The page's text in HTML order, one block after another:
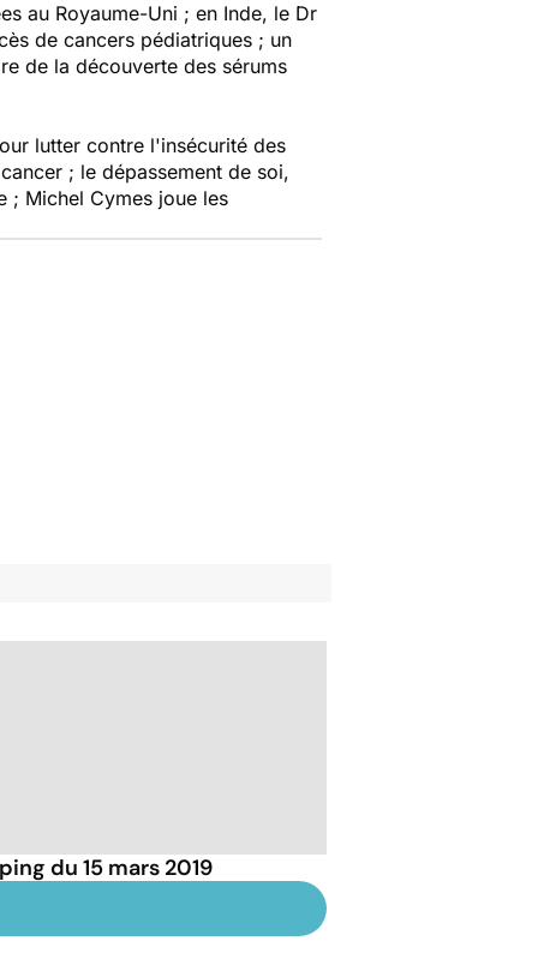
au Royaume-Uni ; en Inde, le Dr
de cancers pédiatriques ; un
de la découverte des sérums
lutter contre l'insécurité des
; le dépassement de soi,
; Michel Cymes joue les
du 15 mars 2019